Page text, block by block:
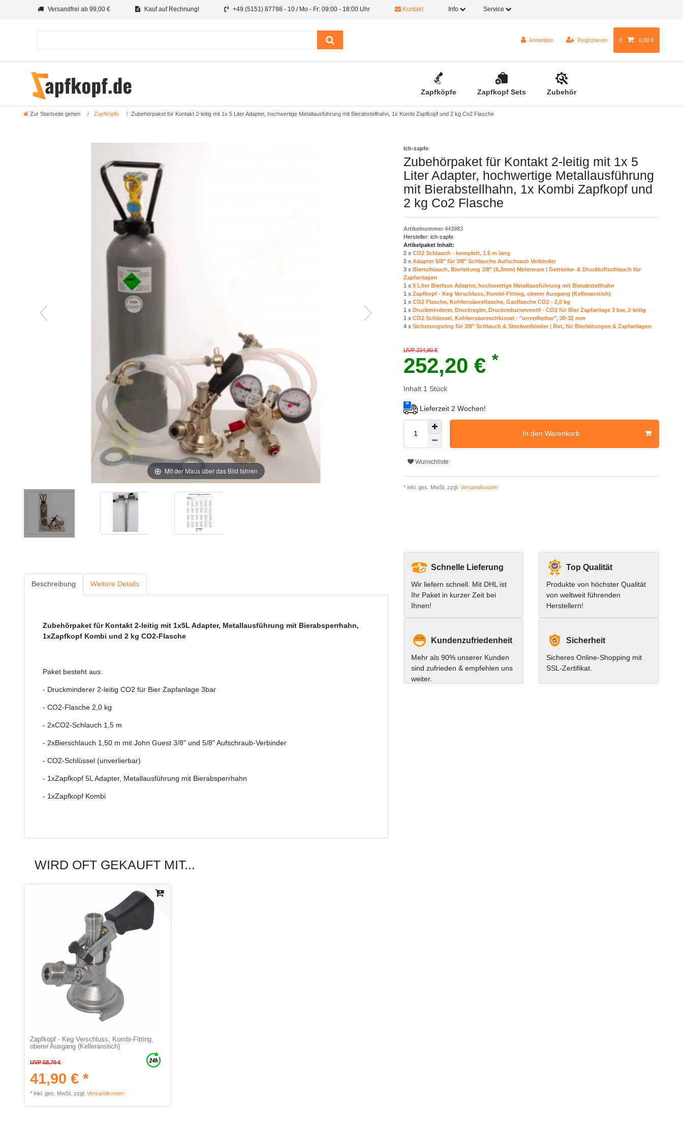
Versandfrei ab 99,00 € Kauf auf Rechnung! +49 (5151) 87798 - 10 / Mo - Fr: 09:00 - 18:00 Uhr Kontakt Info Service
Anmelden Registrieren 0 0,00 €
Zapfköpfe Zapfkopf Sets Zubehör
Zur Startseite gehen Zapfköpfe Zubehörpaket für Kontakt 2-leitig mit 1x 5 Liter Adapter, hochwertige Metallausführung mit Bierabstellhahn, 1x Kombi Zapfkopf und 2 kg Co2 Flasche
Mit der Maus über das Bild fahren
Ich-zapfe
Zubehörpaket für Kontakt 2-leitig mit 1x 5
Liter Adapter, hochwertige Metallausführung
mit Bierabstellhahn, 1x Kombi Zapfkopf und
2 kg Co2 Flasche
Artikelnummer 443983
Hersteller: ich-zapfe
Artikelpaket Inhalt:
2 x CO2 Schlauch - komplett, 1.5 m lang
2 x Adapter 5/8" für 3/8" Schläuche Aufschraub Verbinder
3 x Bierschlauch, Bierleitung 3/8" (6,3mm) Meterware | Getränke- & Druckluftschlauch für
Zapfanlagen
1 x 5 Liter Bierfass Adapter, hochwertige Metallausführung mit Bierabstellhahn
1 x Zapfkopf - Keg Verschluss, Kombi-Fitting, oberer Ausgang (Kelleranstich)
1 x CO2 Flasche, Kohlensäureflasche, Gasflasche CO2 - 2,0 kg
1 x Druckminderer, Druckregler, Druckreduzierventil - CO2 für Bier Zapfanlage 3 bar, 2-leitig
1 x CO2 Schlüssel, Kohlensäureschlüssel - "unverlierbar", 30-32 mm
4 x Sicherungsring für 3/8" Schlauch & Steckverbinder | Rot, für Bierleitungen & Zapfanlagen
UVP 334,90 €
252,20 € *
Inhalt 1 Stück
Lieferzeit 2 Wochen!
In den Warenkorb
Wunschliste
* inkl. ges. MwSt. zzgl. Versandkosten
Beschreibung Weitere Details
Zubehörpaket für Kontakt 2-leitig mit 1x5L Adapter, Metallausführung mit Bierabsperrhahn,
1xZapfkopf Kombi und 2 kg CO2-Flasche
Paket besteht aus:
- Druckminderer 2-leitig CO2 für Bier Zapfanlage 3bar
- CO2-Flasche 2,0 kg
- 2xCO2-Schlauch 1,5 m
- 2xBierschlauch 1,50 m mit John Guest 3/8" und 5/8" Aufschraub-Verbinder
- CO2-Schlüssel (unverlierbar)
- 1xZapfkopf 5L Adapter, Metallausführung mit Bierabsperrhahn
- 1xZapfkopf Kombi
Schnelle Lieferung
Wir liefern schnell. Mit DHL ist
Ihr Paket in kurzer Zeit bei
Ihnen!
Top Qualität
Produkte von höchster Qualität
von weltweit führenden
Herstellern!
Kundenzufriedenheit
Mehr als 90% unserer Kunden
sind zufrieden & empfehlen uns
weiter.
Sicherheit
Sicheres Online-Shopping mit
SSL-Zertifikat.
WIRD OFT GEKAUFT MIT...
Zapfkopf - Keg Verschluss, Kombi-Fitting,
oberer Ausgang (Kelleranstich)
UVP 58,70 €
41,90 € *
*inkl. ges. MwSt. zzgl.Versandkosten